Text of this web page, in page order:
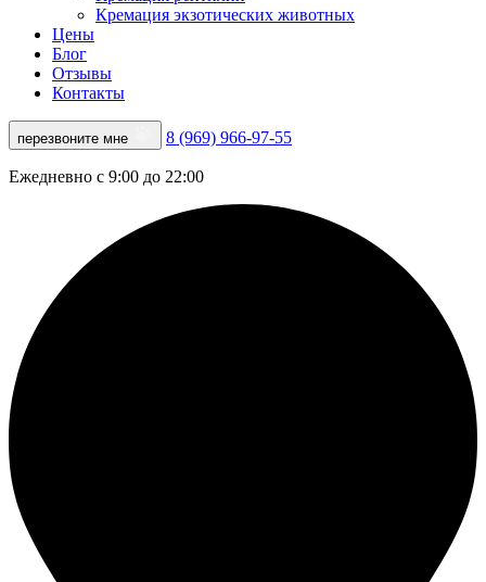
Кремация экзотических животных
Цены
Блог
Отзывы
Контакты
перезвоните мне 8 (969) 966-97-55
Ежедневно с 9:00 до 22:00